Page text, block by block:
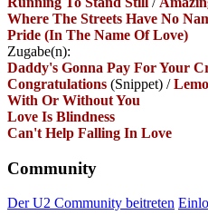
Where The Streets Have No
Pride (In The Name Of Love)
Zugabe(n):
Daddy's Gonna Pay For Your
Congratulations (Snippet) /
With Or Without You
Love Is Blindness
Can't Help Falling In Love
Community
Der U2 Community beitreten